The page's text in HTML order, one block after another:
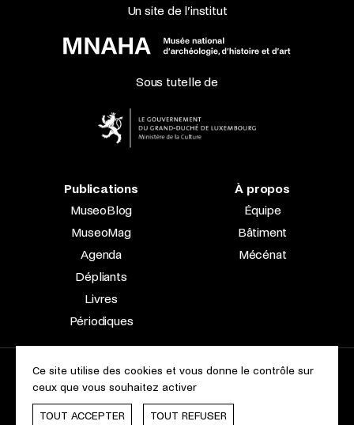
Un site de l’institut
Sous tutelle de
Publications
MuseoBlog
MuseoMag
Agenda
Dépliants
Livres
Périodiques
À propos
Équipe
Bâtiment
Mécénat
2023 © Le Musée national d’archéologie, d’histoire et d’art |
À propos du site
Accessibilité
Charte des cookies
Ce site utilise des cookies et vous donne le contrôle sur
ceux que vous souhaitez activer
TOUT ACCEPTER TOUT REFUSER